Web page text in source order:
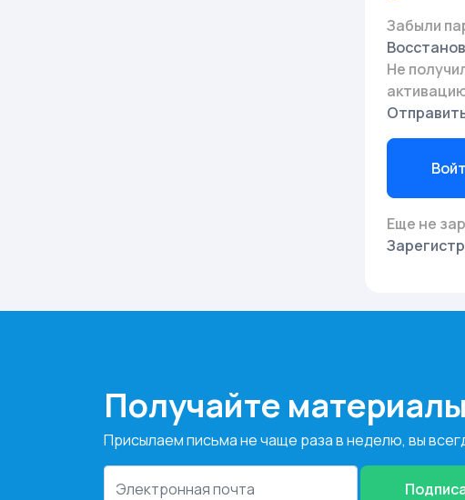
Забыли
Не
Еще не
Получайте
Присылаем письма не чаще раза в неделю, вы